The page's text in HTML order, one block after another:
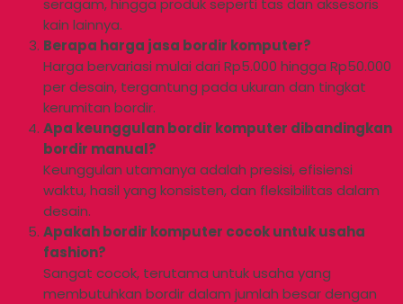
seragam, hingga produk seperti tas dan aksesoris
kain lainnya.
Berapa harga jasa bordir komputer?
Harga bervariasi mulai dari Rp5.000 hingga Rp50.000
per desain, tergantung pada ukuran dan tingkat
kerumitan bordir.
Apa keunggulan bordir komputer dibandingkan
bordir manual?
Keunggulan utamanya adalah presisi, efisiensi
waktu, hasil yang konsisten, dan fleksibilitas dalam
desain.
Apakah bordir komputer cocok untuk usaha
fashion?
Sangat cocok, terutama untuk usaha yang
membutuhkan bordir dalam jumlah besar dengan